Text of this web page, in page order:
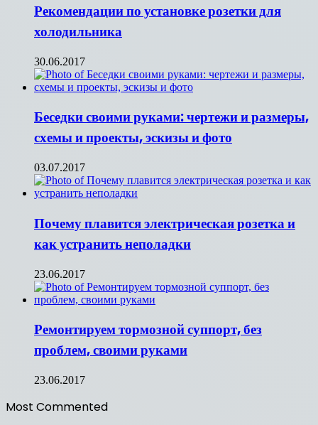
Рекомендации по установке розетки для
холодильника
30.06.2017
Беседки своими руками: чертежи и размеры,
схемы и проекты, эскизы и фото
03.07.2017
Почему плавится электрическая розетка и
как устранить неполадки
23.06.2017
Ремонтируем тормозной суппорт, без
проблем, своими руками
23.06.2017
Most Commented